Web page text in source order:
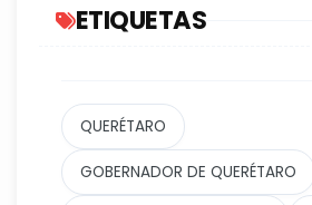
ETIQUETAS
QUERÉTARO
GOBERNADOR DE QUERÉTARO